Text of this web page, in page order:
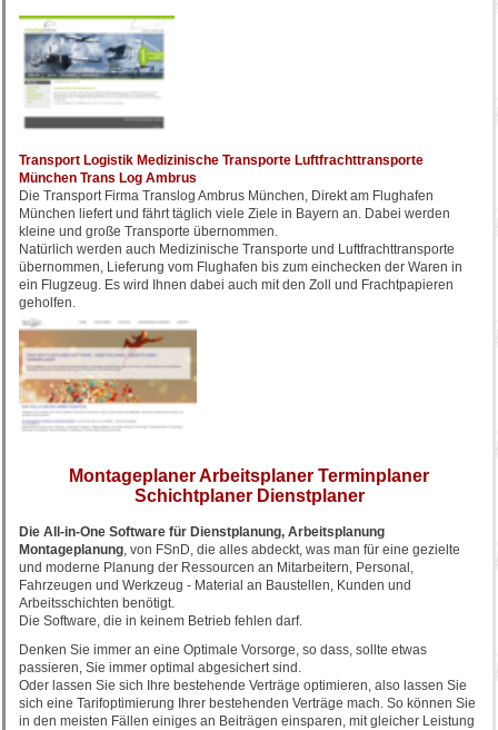
Transport Logistik Medizinische Transporte Luftfrachttransporte
München Trans Log Ambrus
Die Transport Firma Translog Ambrus München, Direkt am Flughafen
München liefert und fährt täglich viele Ziele in Bayern an. Dabei werden
kleine und große Transporte übernommen.
Natürlich werden auch Medizinische Transporte und Luftfrachttransporte
übernommen, Lieferung vom Flughafen bis zum einchecken der Waren in
ein Flugzeug. Es wird Ihnen dabei auch mit den Zoll und Frachtpapieren
geholfen.
Montageplaner Arbeitsplaner Terminplaner
Schichtplaner Dienstplaner
Die All-in-One Software für Dienstplanung, Arbeitsplanung
Montageplanung, von FSnD, die alles abdeckt, was man für eine gezielte
und moderne Planung der Ressourcen an Mitarbeitern, Personal,
Fahrzeugen und Werkzeug - Material an Baustellen, Kunden und
Arbeitsschichten benötigt.
Die Software, die in keinem Betrieb fehlen darf.
Denken Sie immer an eine Optimale Vorsorge, so dass, sollte etwas
passieren, Sie immer optimal abgesichert sind.
Oder lassen Sie sich Ihre bestehende Verträge optimieren, also lassen Sie
sich eine Tarifoptimierung Ihrer bestehenden Verträge mach. So können Sie
in den meisten Fällen einiges an Beiträgen einsparen, mit gleicher Leistung